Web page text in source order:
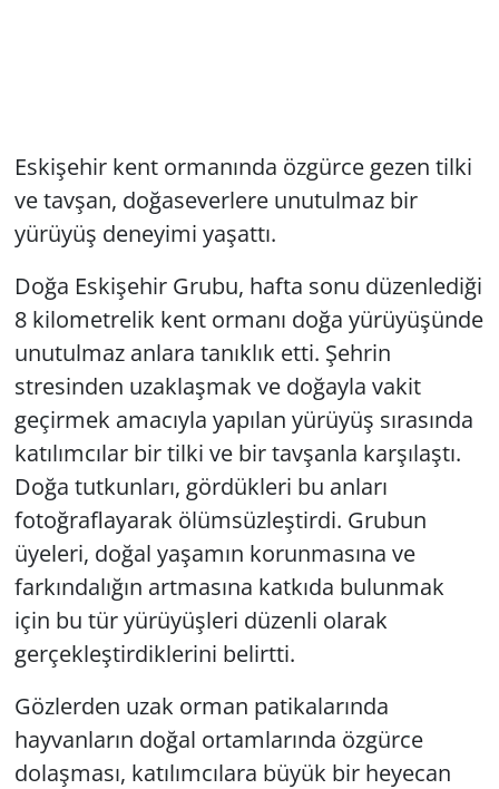
Eskişehir kent ormanında özgürce gezen tilki
ve tavşan, doğaseverlere unutulmaz bir
yürüyüş deneyimi yaşattı.
Doğa Eskişehir Grubu, hafta sonu düzenlediği
8 kilometrelik kent ormanı doğa yürüyüşünde
unutulmaz anlara tanıklık etti. Şehrin
stresinden uzaklaşmak ve doğayla vakit
geçirmek amacıyla yapılan yürüyüş sırasında
katılımcılar bir tilki ve bir tavşanla karşılaştı.
Doğa tutkunları, gördükleri bu anları
fotoğraflayarak ölümsüzleştirdi. Grubun
üyeleri, doğal yaşamın korunmasına ve
farkındalığın artmasına katkıda bulunmak
için bu tür yürüyüşleri düzenli olarak
gerçekleştirdiklerini belirtti.
Gözlerden uzak orman patikalarında
hayvanların doğal ortamlarında özgürce
dolaşması, katılımcılara büyük bir heyecan